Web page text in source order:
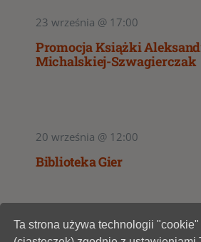
23 września @ 17:00
Promocja Książki
Michalskiej-Szwagierczak
20 września @ 12:00
Biblioteka Gier
Ta strona używa technologii "cookie"